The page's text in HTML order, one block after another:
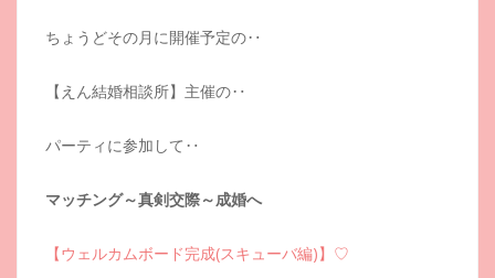
ちょうどその月に開催予定の‥
【えん結婚相談所】主催の‥
パーティに参加して‥
マッチング～真剣交際～成婚へ
【ウェルカムボード完成(スキューバ編)】♡